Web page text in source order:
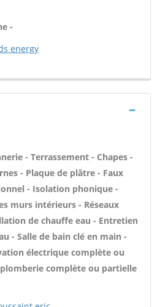
-
energy
- Terrassement - Chapes -
- Plaque de plâtre - Faux
- Isolation phonique -
murs intérieurs - Réseaux
de chauffe eau - Entretien
- Salle de bain clé en main -
électrique complète ou
complète ou partielle